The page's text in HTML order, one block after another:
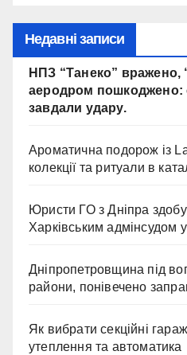
договором після
торгів.
Недавні записи
НПЗ “Танеко” вражено,
аеродром пошкоджено:
завдали удару.
Ароматична подорож із
колекції та ритуали в
Юристи ГО з Дніпра
Харківським адмінсудом
Дніпропетровщина під
райони, понівечено
Як вибрати секційні
утеплення та автоматика